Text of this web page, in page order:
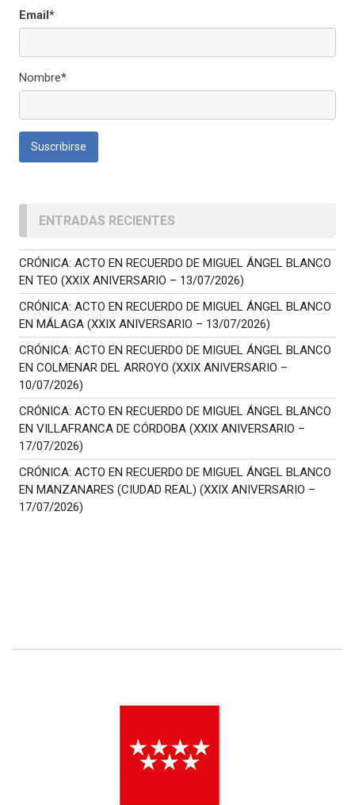
Email*
Nombre*
ENTRADAS RECIENTES
CRÓNICA: ACTO EN RECUERDO DE MIGUEL ÁNGEL BLANCO
EN TEO (XXIX ANIVERSARIO – 13/07/2026)
CRÓNICA: ACTO EN RECUERDO DE MIGUEL ÁNGEL BLANCO
EN MÁLAGA (XXIX ANIVERSARIO – 13/07/2026)
CRÓNICA: ACTO EN RECUERDO DE MIGUEL ÁNGEL BLANCO
EN COLMENAR DEL ARROYO (XXIX ANIVERSARIO –
10/07/2026)
CRÓNICA: ACTO EN RECUERDO DE MIGUEL ÁNGEL BLANCO
EN VILLAFRANCA DE CÓRDOBA (XXIX ANIVERSARIO –
17/07/2026)
CRÓNICA: ACTO EN RECUERDO DE MIGUEL ÁNGEL BLANCO
EN MANZANARES (CIUDAD REAL) (XXIX ANIVERSARIO –
17/07/2026)